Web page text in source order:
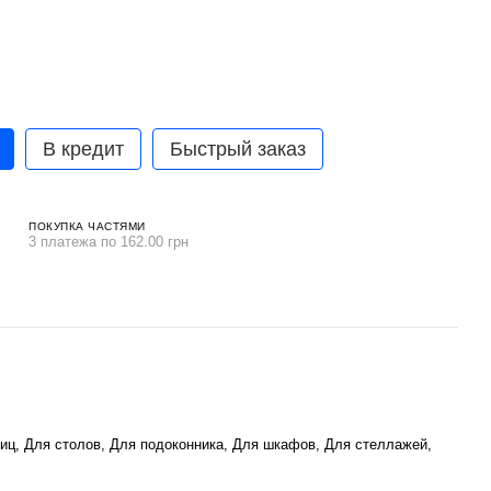
В кредит Быстрый заказ
ПОКУПКА ЧАСТЯМИ
3 платежа по 162.00 грн
Для столов, Для подоконника, Для шкафов, Для стеллажей,